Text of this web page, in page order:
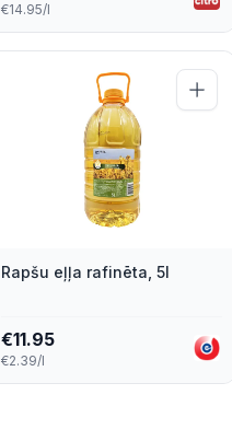
€14.95/l
Rapšu eļļa rafinēta, 5l
€11.95
€2.39/l